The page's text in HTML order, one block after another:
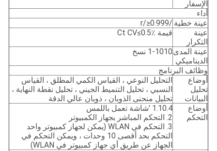
الإسفار
أداء
عينة خطية /r/≥0.999
عينة
التكرار
قيمة Ct CV≤0.5٪
عينة المدى
الديناميكي
1-1010 نسخ
وظائف البرنامج
أوضاع
تحليل
البيانات
التحليل النوعي ، القياس الكمي المطلق ، القياس
النسبي ، تحليل التنميط الجيني ، تحليل نقطة النهاية ،
تحليل منحنى الذوبان ، ذوبان عالي الدقة
أوضاع
التحكم
1.10.4 'شاشة تعمل باللمس
2. التحكم المباشر بجهاز الكمبيوتر
3. التحكم في WLAN (يمكن لجهاز كمبيوتر واحد
التحكم بحد أقصى 10 وحدات ، ويمكن التحكم في
الجهاز عن طريق أي جهاز كمبيوتر في WLAN)